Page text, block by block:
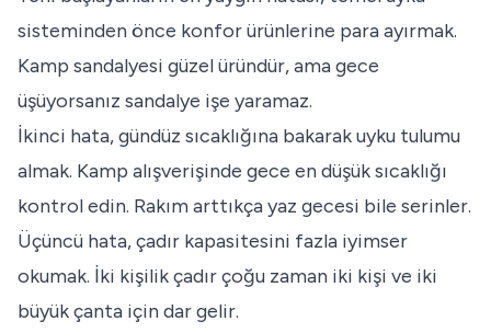
sisteminden önce konfor ürünlerine para ayırmak.
Kamp sandalyesi güzel üründür, ama gece
üşüyorsanız sandalye işe yaramaz.
İkinci hata, gündüz sıcaklığına bakarak uyku tulumu
almak. Kamp alışverişinde gece en düşük sıcaklığı
kontrol edin. Rakım arttıkça yaz gecesi bile serinler.
Üçüncü hata, çadır kapasitesini fazla iyimser
okumak. İki kişilik çadır çoğu zaman iki kişi ve iki
büyük çanta için dar gelir.